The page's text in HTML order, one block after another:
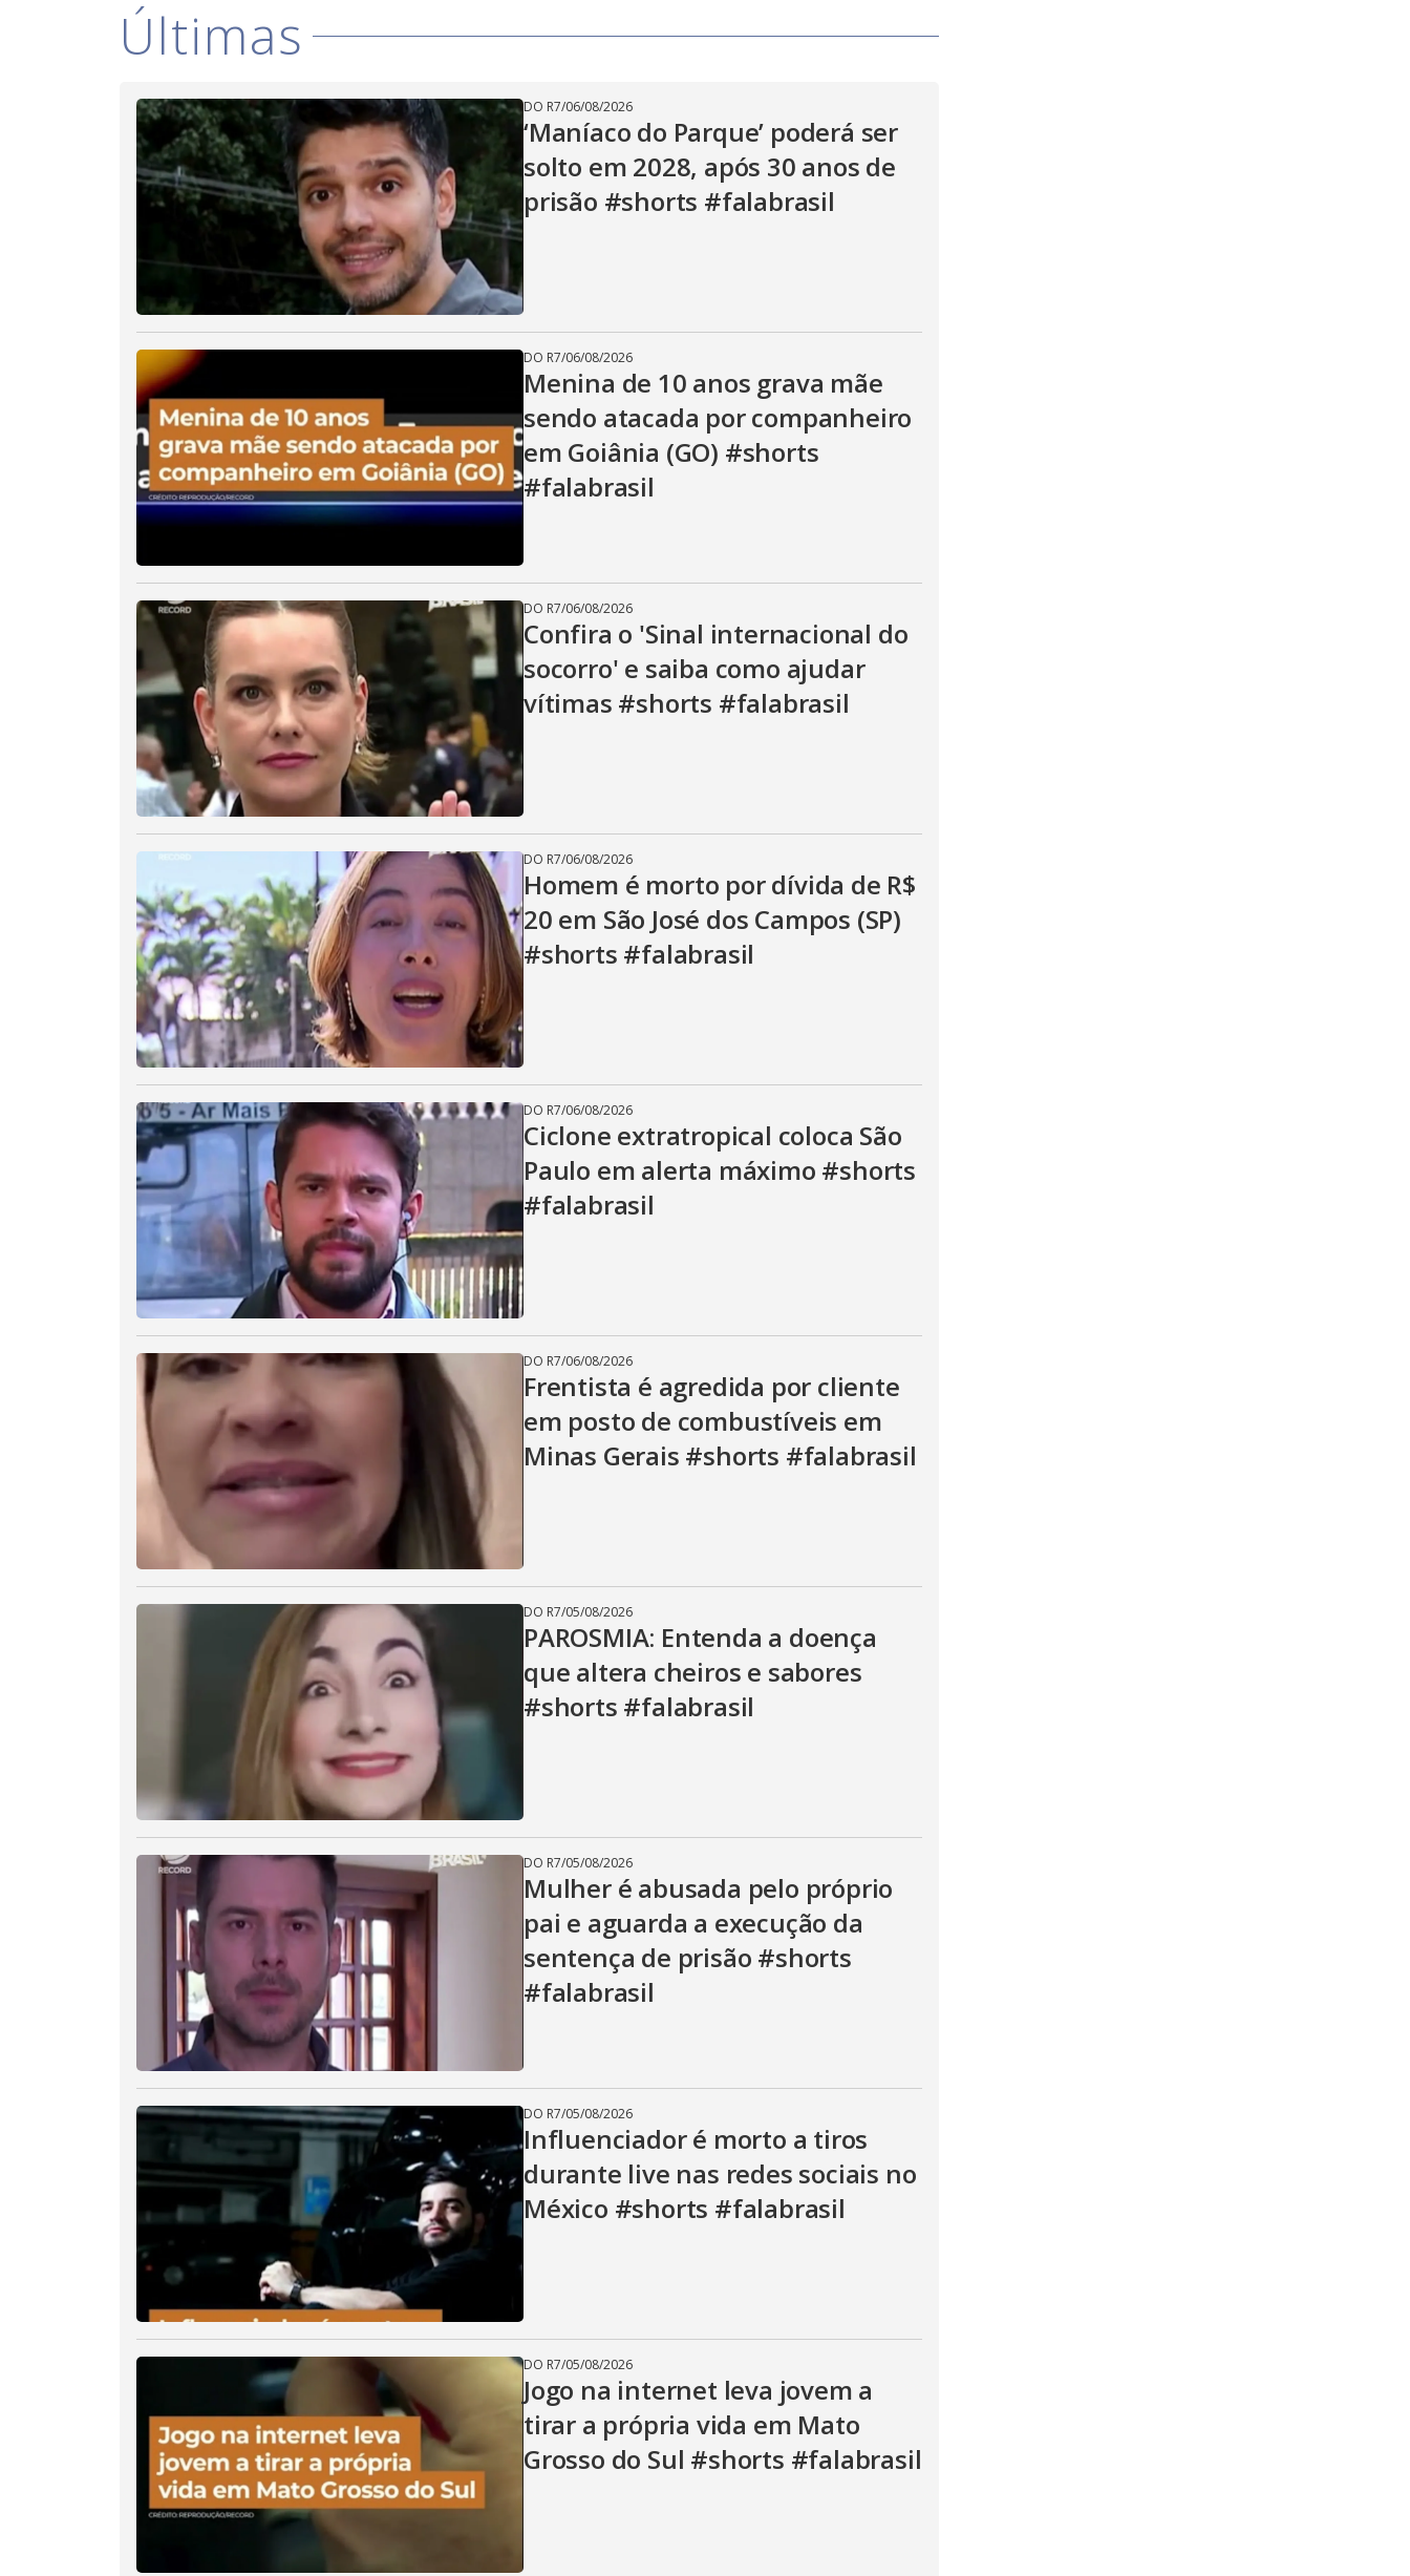
Últimas
DO R7/06/08/2026
‘Maníaco do Parque’ poderá ser
solto em 2028, após 30 anos de
prisão #shorts #falabrasil
DO R7/06/08/2026
Menina de 10 anos grava mãe
sendo atacada por companheiro
em Goiânia (GO) #shorts
#falabrasil
DO R7/06/08/2026
Confira o 'Sinal internacional do
socorro' e saiba como ajudar
vítimas #shorts #falabrasil
DO R7/06/08/2026
Homem é morto por dívida de R$
20 em São José dos Campos (SP)
#shorts #falabrasil
DO R7/06/08/2026
Ciclone extratropical coloca São
Paulo em alerta máximo #shorts
#falabrasil
DO R7/06/08/2026
Frentista é agredida por cliente
em posto de combustíveis em
Minas Gerais #shorts #falabrasil
DO R7/05/08/2026
PAROSMIA: Entenda a doença
que altera cheiros e sabores
#shorts #falabrasil
DO R7/05/08/2026
Mulher é abusada pelo próprio
pai e aguarda a execução da
sentença de prisão #shorts
#falabrasil
DO R7/05/08/2026
Influenciador é morto a tiros
durante live nas redes sociais no
México #shorts #falabrasil
DO R7/05/08/2026
Jogo na internet leva jovem a
tirar a própria vida em Mato
Grosso do Sul #shorts #falabrasil